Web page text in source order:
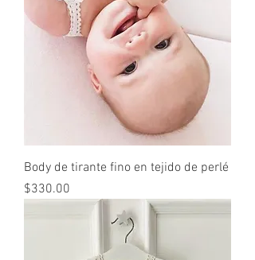
Body de tirante fino en tejido de perlé
Precio
$330.00